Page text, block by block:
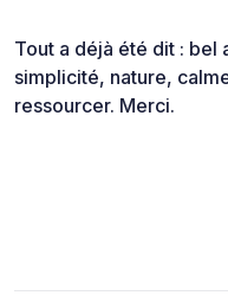
Tout a déjà été dit :
simplicité, nature,
ressourcer. Merci.